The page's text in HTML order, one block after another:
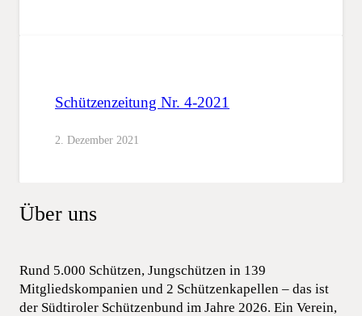
Schützenzeitung Nr. 4-2021
2. Dezember 2021
Über uns
Rund 5.000 Schützen, Jungschützen in 139
Mitgliedskompanien und 2 Schützenkapellen – das ist
der Südtiroler Schützenbund im Jahre 2026. Ein Verein,